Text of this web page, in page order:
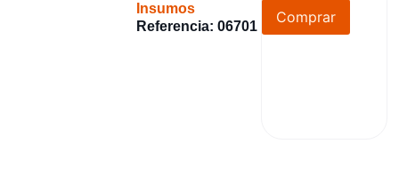
Insumos
Referencia: 06701
Comprar